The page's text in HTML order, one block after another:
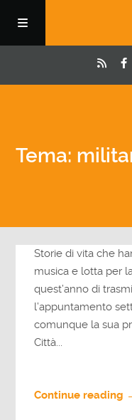
Tema:
Storie di vita che
musica e lotta per
quest’anno di
l’appuntamento
comunque la sua
Città...
Continue reading